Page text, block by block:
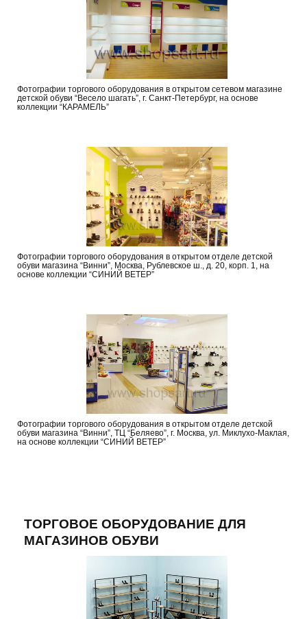
Фотографии торгового оборудования в открытом сетевом магазине
детской обуви “Весело шагать”, г. Санкт-Петербург, на основе
коллекции “КАРАМЕЛЬ”
Фотографии торгового оборудования в открытом отделе детской
обуви магазина “Винни”, Москва, Рублевское ш., д. 20, корп. 1, на
основе коллекции “СИНИЙ ВЕТЕР”
Фотографии торгового оборудования в открытом отделе детской
обуви магазина “Винни”, ТЦ “Беляево”, г. Москва, ул. Миклухо-Маклая,
на основе коллекции “СИНИЙ ВЕТЕР”
ТОРГОВОЕ ОБОРУДОВАНИЕ ДЛЯ
МАГАЗИНОВ ОБУВИ